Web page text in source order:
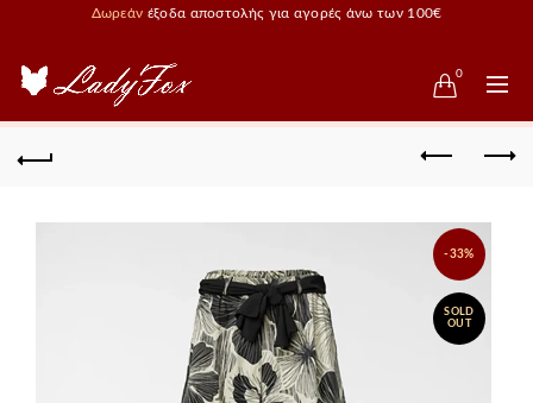
Δωρεάν έξοδα αποστολής για αγορές άνω των 100€
0
-33%
SOLD
OUT